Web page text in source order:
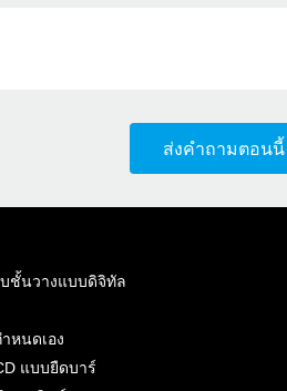
ส่งคำถามตอนนี้
ชั้นวางแบบดิจิทัล
หนดเอง
แบบยืดบาร์